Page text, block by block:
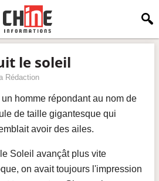
le soleil
Rédaction
homme répondant au nom de
de taille gigantesque qui
avoir des ailes.
le Soleil avançât plus vite
on avait toujours l'impression